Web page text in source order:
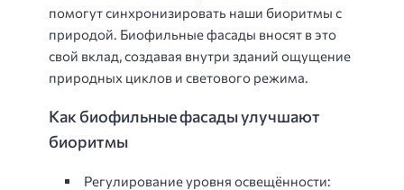
помогут синхронизировать наши биоритмы с
природой. Биофильные фасады вносят в это
свой вклад, создавая внутри зданий ощущение
природных циклов и светового режима.
Как биофильные фасады улучшают
биоритмы
Регулирование уровня освещённости: